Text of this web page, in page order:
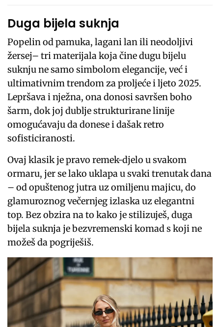
Duga bijela suknja
Popelin od pamuka, lagani lan ili neodoljivi
žersej– tri materijala koja čine dugu bijelu
suknju ne samo simbolom elegancije, već i
ultimativnim trendom za proljeće i ljeto 2025.
Lepršava i nježna, ona donosi savršen boho
šarm, dok joj dublje strukturirane linije
omogućavaju da donese i dašak retro
sofisticiranosti.
Ovaj klasik je pravo remek-djelo u svakom
ormaru, jer se lako uklapa u svaki trenutak dana
– od opuštenog jutra uz omiljenu majicu, do
glamuroznog večernjeg izlaska uz elegantni
top. Bez obzira na to kako je stilizuješ, duga
bijela suknja je bezvremenski komad s koji ne
možeš da pogriješiš.